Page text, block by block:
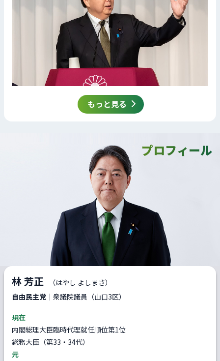
もっと見る
プロフィール
林 芳正
（はやし よしまさ）
自由民主党 ｜衆議院議員（山口3区）
現在
内閣総理大臣臨時代理就任順位第1位
総務大臣（第33・34代）
元